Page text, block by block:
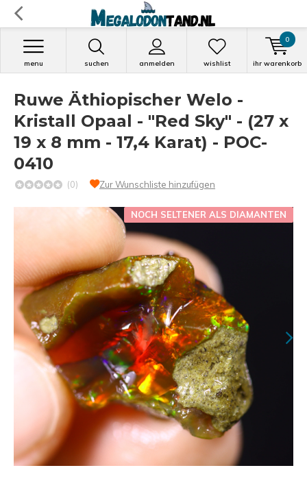
suchen anmelden
menu wishlist ihr warenkorb
0
Ruwe Äthiopischer Welo -
Kristall Opaal - "Red Sky" - (27 x
19 x 8 mm - 17,4 Karat) - POC-
0410
(0) Zur Wunschliste hinzufügen
NOCH SELTENER ALS DIAMANTEN